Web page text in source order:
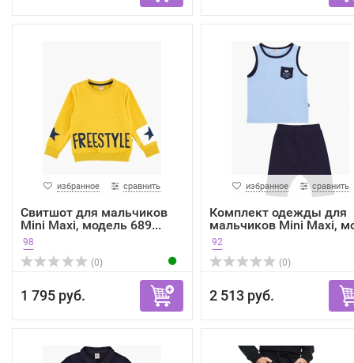
избранное сравнить
Свитшот для мальчиков
Mini Maxi, модель 689...
98
(0)
1 795 руб.
избранное сравнить
Комплект одежды для
мальчиков Mini Maxi,
92
(0)
2 513 руб.